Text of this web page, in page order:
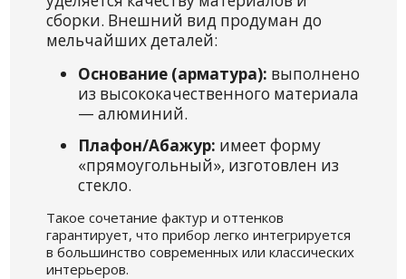
сборки. Внешний вид продуман до
мельчайших деталей:
Основание (арматура): выполнено
из высококачественного материала
— алюминий.
Плафон/Абажур: имеет форму
«прямоугольный», изготовлен из
стекло.
Такое сочетание фактур и оттенков
гарантирует, что прибор легко интегрируется
в большинство современных или классических
интерьеров.